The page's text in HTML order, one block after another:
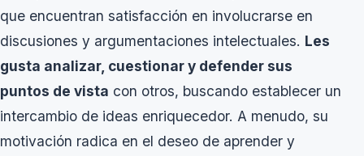
que encuentran satisfacción en involucrarse en
discusiones y argumentaciones intelectuales. Les
gusta analizar, cuestionar y defender sus
puntos de vista con otros, buscando establecer un
intercambio de ideas enriquecedor. A menudo, su
motivación radica en el deseo de aprender y